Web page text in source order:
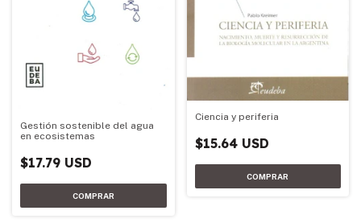
Gestión sostenible del agua
en ecosistemas
$17.79 USD
Ciencia y periferia
$15.64 USD